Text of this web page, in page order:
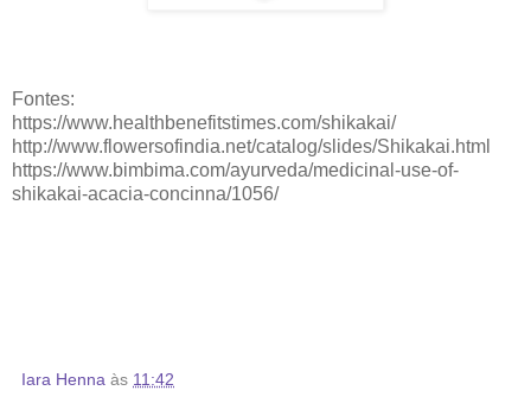
Fontes:
https://www.healthbenefitstimes.com/shikakai/
http://www.flowersofindia.net/catalog/slides/Shikakai.html
https://www.bimbima.com/ayurveda/medicinal-use-of-
shikakai-acacia-concinna/1056/
Iara Henna às 11:42